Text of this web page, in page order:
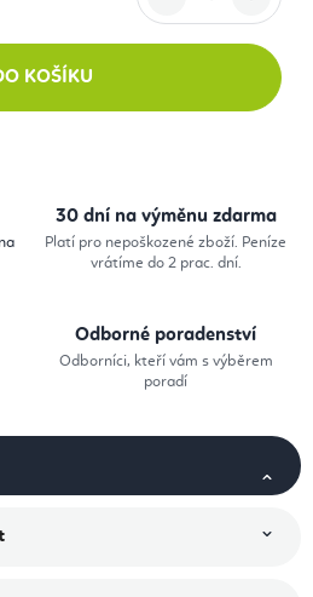
KOŠÍKU
30 dní na výměnu zdarma
Platí pro nepoškozené zboží. Peníze
vrátíme do 2 prac. dní.
Odborné poradenství
Odborníci, kteří vám s výběrem
poradí